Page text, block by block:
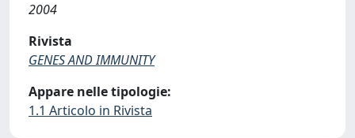
2004
Rivista
GENES AND IMMUNITY
Appare nelle tipologie:
1.1 Articolo in Rivista